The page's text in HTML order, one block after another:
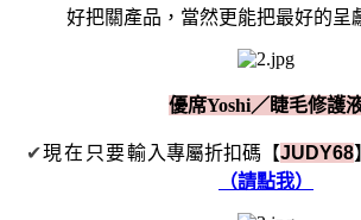
好把關產品，當然更能把最好的呈
優席Yoshi／睫毛修護
✔現在只要輸 入專屬折扣碼【JUDY68
（請點我）